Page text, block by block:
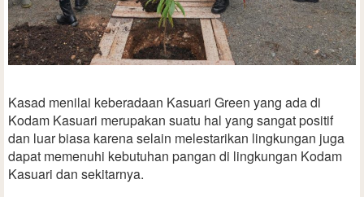
Kasad menilai keberadaan Kasuari Green yang ada di
Kodam Kasuari merupakan suatu hal yang sangat positif
dan luar biasa karena selain melestarikan lingkungan juga
dapat memenuhi kebutuhan pangan di lingkungan Kodam
Kasuari dan sekitarnya.